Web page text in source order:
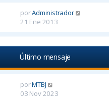
porAdministrador
21 Ene 2013
Último mensaje
porMTBJ
03 Nov 2023